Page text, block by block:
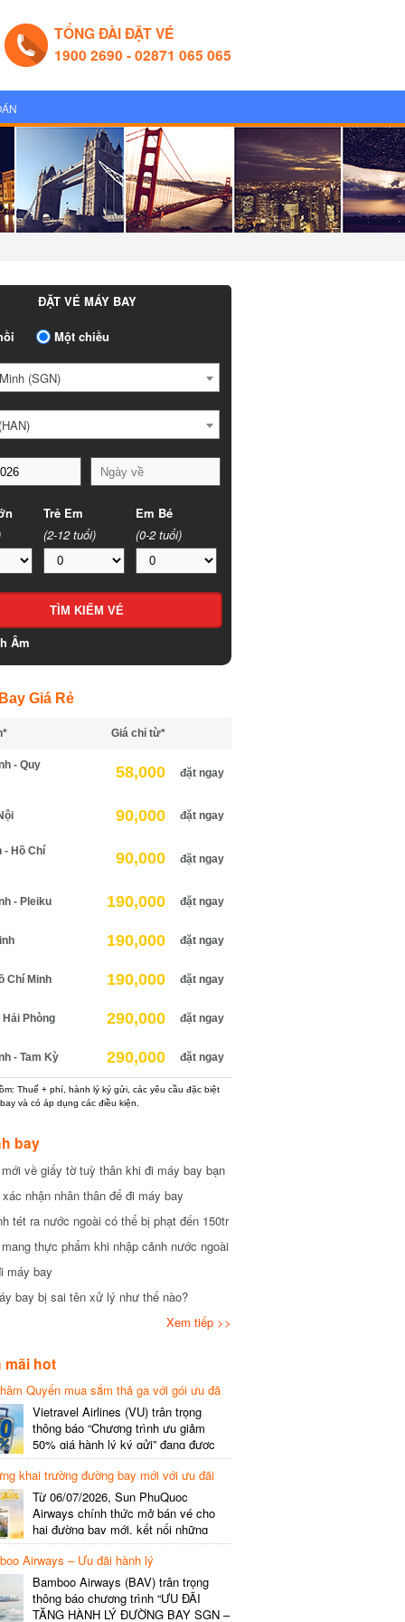
TỔNG ĐÀI ĐẶT VÉ
1900 2690 - 02871 065 065
ĐẶT VÉ MÁY BAY
Một chiều
(SGN)
Trẻ Em
(2-12 tuổi)
Em Bé
(0-2 tuổi)
Âm
Giá Rẻ
Giá chỉ từ*
- Quy
58,000 đặt ngay
90,000 đặt ngay
Hồ Chí
90,000 đặt ngay
- Pleiku 190,000 đặt ngay
190,000 đặt ngay
Chí Minh 190,000 đặt ngay
Phòng 290,000 đặt ngay
- Tam Kỳ 290,000 đặt ngay
Thuế + phí, hành lý ký gửi, các yêu cầu đặc biệt
và có áp dụng các điều kiện.
bay
về giấy tờ tuỳ thân khi đi máy bay bạn
nhận nhân thân để đi máy bay
tét ra nước ngoài có thể bị phạt đến 150tr
thực phẩm khi nhập cảnh nước ngoài
bay
bay bị sai tên xử lý như thế nào?
Xem tiếp >>
hot
Quyến mua sắm thả ga với gói ưu đã
gói cước
Vietravel Airlines (VU) trân trọng
thông báo “Chương trình ưu giảm
50% giá hành lý ký gửi” đang được
triển khai cho đường bay quốc tế mới
kết nối từ TP. Hồ Chí Minh
(SGN) đi Thâm Quyến – Trung Quốc
(SZX), chi tiết như sau: LỊCH BAY
CHI TIẾT Đường bay SHCB Giờ khởi
hành Giờ đến Tần suất…
khai trường đường bay mới với ưu đãi
Từ 06/07/2026, Sun PhuQuoc
Airways chính thức mở bán vé cho
hai đường bay mới, kết nối những
điểm đến giàu trải nghiệm, giúp hành
khách khám phá vẻ đẹp thiên nhiên
và văn hóa của miền Trung Việt Nam.
Thông tin đường bay mới Đường bay
SHCB Giờ bay Tần suất Thời gian
Airways – Ưu đãi hành lý
Bamboo Airways (BAV) trân trọng
thông báo chương trình “ƯU ĐÃI
TẶNG HÀNH LÝ ĐƯỜNG BAY SGN –